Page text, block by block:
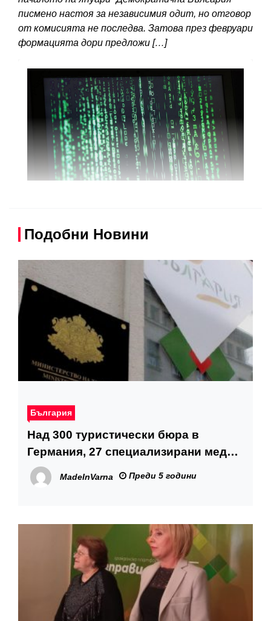
писмено настоя за независимия одит, но отговор
от комисията не последва. Затова през февруари
формацията дори предложи […]
Подобни Новини
България
Над 300 туристически бюра в
Германия, 27 специализирани медии
и 77 туристически оператори бяха
информирани за мерките за
MadeInVarna Преди 5 години